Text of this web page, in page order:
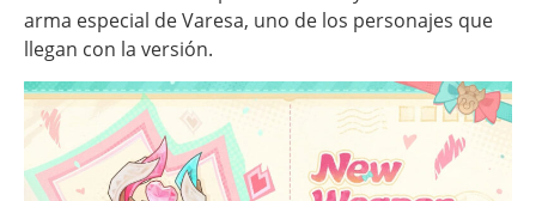
arma especial de Varesa, uno de los personajes que
llegan con la versión.